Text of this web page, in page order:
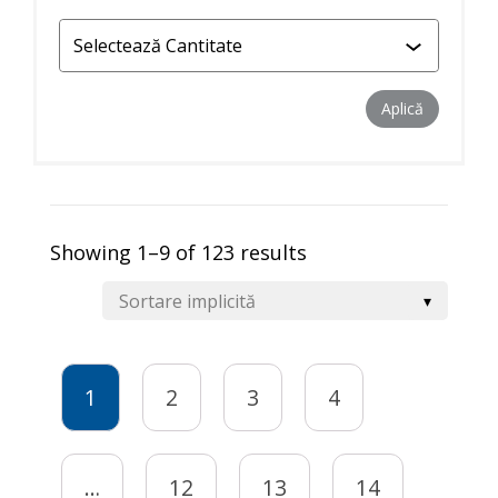
Aplică Aplică
Showing 1–9 of 123 results
1 2 3 4
… 12 13 14